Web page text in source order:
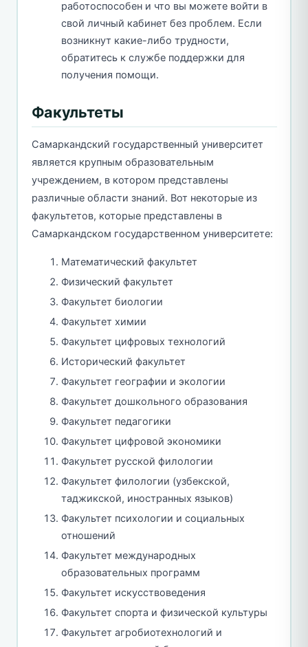
работоспособен и что вы можете войти в
свой личный кабинет без проблем. Если
возникнут какие-либо трудности,
обратитесь к службе поддержки для
получения помощи.
Факультеты
Самаркандский государственный университет
является крупным образовательным
учреждением, в котором представлены
различные области знаний. Вот некоторые из
факультетов, которые представлены в
Самаркандском государственном университете:
Математический факультет
Физический факультет
Факультет биологии
Факультет химии
Факультет цифровых технологий
Исторический факультет
Факультет географии и экологии
Факультет дошкольного образования
Факультет педагогики
Факультет цифровой экономики
Факультет русской филологии
Факультет филологии (узбекской,
таджикской, иностранных языков)
Факультет психологии и социальных
отношений
Факультет международных
образовательных программ
Факультет искусствоведения
Факультет спорта и физической культуры
Факультет агробиотехнологий и